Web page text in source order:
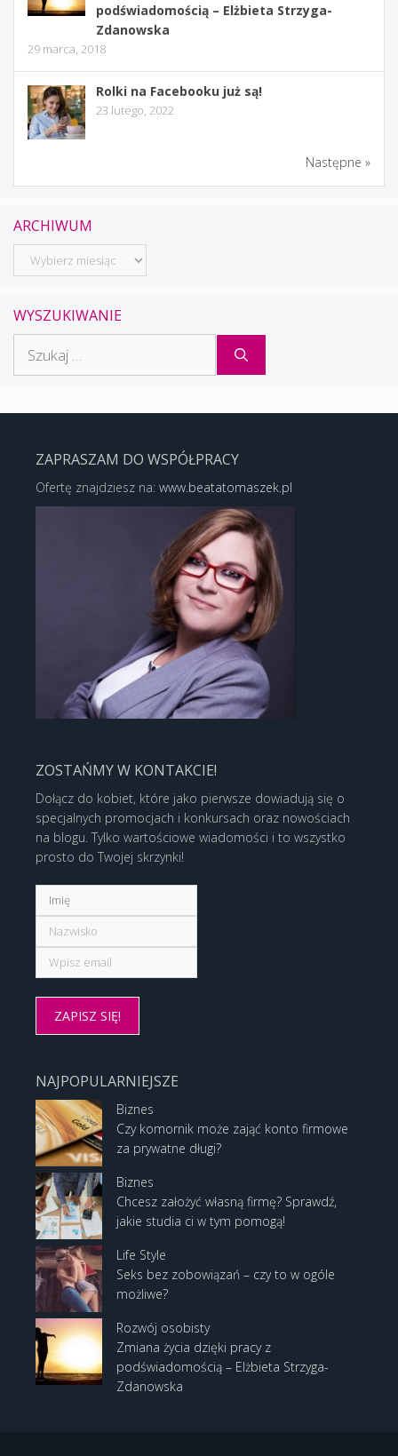
podświadomością – Elżbieta Strzyga-
Zdanowska
29 marca, 2018
Rolki na Facebooku już są!
23 lutego, 2022
Następne »
ARCHIWUM
Archiwum
WYSZUKIWANIE
ZAPRASZAM DO WSPÓŁPRACY
Ofertę znajdziesz na: www.beatatomaszek.pl
ZOSTAŃMY W KONTAKCIE!
Dołącz do kobiet, które jako pierwsze dowiadują się o
specjalnych promocjach i konkursach oraz nowościach
na blogu. Tylko wartościowe wiadomości i to wszystko
prosto do Twojej skrzynki!
NAJPOPULARNIEJSZE
Biznes
Czy komornik może zająć konto firmowe
za prywatne długi?
Biznes
Chcesz założyć własną firmę? Sprawdź,
jakie studia ci w tym pomogą!
Life Style
Seks bez zobowiązań – czy to w ogóle
możliwe?
Rozwój osobisty
Zmiana życia dzięki pracy z
podświadomością – Elżbieta Strzyga-
Zdanowska